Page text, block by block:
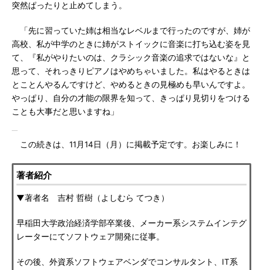
突然ぱったりと止めてしまう。
「先に習っていた姉は相当なレベルまで行ったのですが、姉が
高校、私が中学のときに姉がストイックに音楽に打ち込む姿を見
て、『私がやりたいのは、クラシック音楽の追求ではないな』と
思って、それっきりピアノはやめちゃいました。私はやるときは
とことんやるんですけど、やめるときの見極めも早いんですよ。
やっぱり、自分の才能の限界を知って、きっぱり見切りをつける
ことも大事だと思いますね」
この続きは、11月14日（月）に掲載予定です。お楽しみに！
著者紹介
▼著者名 吉村 哲樹（よしむら てつき）
早稲田大学政治経済学部卒業後、メーカー系システムインテグ
レーターにてソフトウェア開発に従事。
その後、外資系ソフトウェアベンダでコンサルタント、IT系